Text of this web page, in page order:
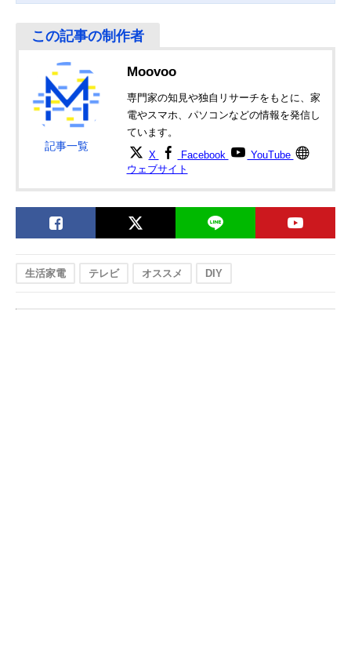
記事一覧
Moovoo
専門家の知見や独自リサーチをもとに、家
電やスマホ、パソコンなどの情報を発信し
ています。
X Facebook
YouTube
ウェブサイト
生活家電 テレビ オススメ DIY